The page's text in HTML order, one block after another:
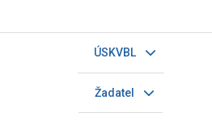
ÚSKVBL
Žadatel